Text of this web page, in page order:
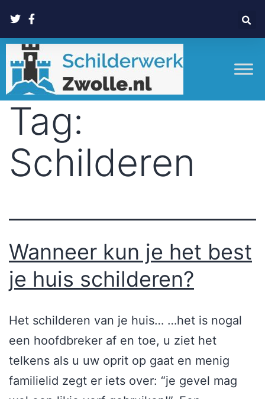
Tag:
Schilderen
Wanneer kun je het best
je huis schilderen?
Het schilderen van je huis… …het is nogal
een hoofdbreker af en toe, u ziet het
telkens als u uw oprit op gaat en menig
familielid zegt er iets over: “je gevel mag